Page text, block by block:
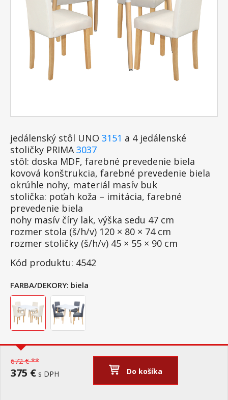
jedálenský stôl UNO 3151 a 4 jedálenské
stoličky PRIMA3037
stôl: doska MDF, farebné prevedenie biela
kovová konštrukcia, farebné prevedenie biela
okrúhle nohy, materiál masív buk
stolička: poťah koža – imitácia, farebné
prevedenie biela
nohy masív číry lak, výška sedu 47 cm
rozmer stola (š/h/v) 120 × 80 × 74 cm
rozmer stoličky (š/h/v) 45 × 55 × 90 cm
Kód produktu: 4542
FARBA/DEKORY: biela
672 € **
375 € s DPH Do košíka